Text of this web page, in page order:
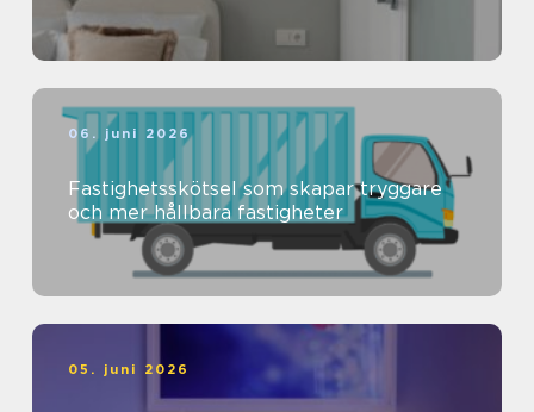
06. juni 2026
Fastighetsskötsel som skapar tryggare
och mer hållbara fastigheter
05. juni 2026